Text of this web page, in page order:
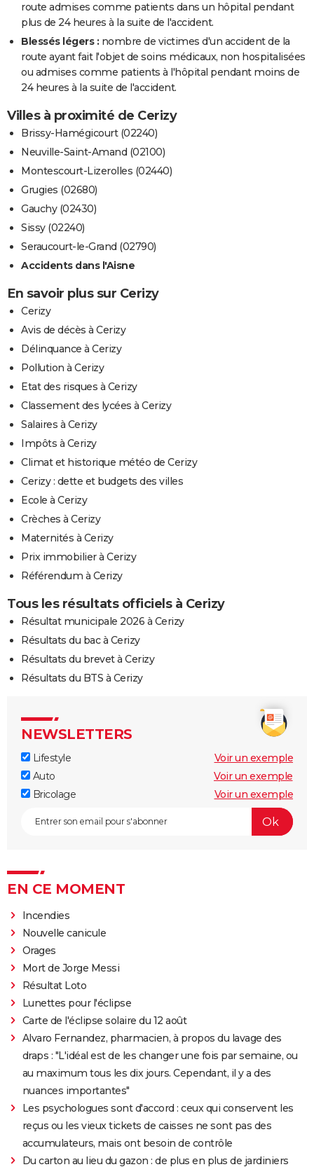
route admises comme patients dans un hôpital pendant
plus de 24 heures à la suite de l'accident.
Blessés légers : nombre de victimes d'un accident de la
route ayant fait l'objet de soins médicaux, non hospitalisées
ou admises comme patients à l'hôpital pendant moins de
24 heures à la suite de l'accident.
Villes à proximité de Cerizy
Brissy-Hamégicourt (02240)
Neuville-Saint-Amand (02100)
Montescourt-Lizerolles (02440)
Grugies (02680)
Gauchy (02430)
Sissy (02240)
Seraucourt-le-Grand (02790)
Accidents dans l'Aisne
En savoir plus sur Cerizy
Cerizy
Avis de décès à Cerizy
Délinquance à Cerizy
Pollution à Cerizy
Etat des risques à Cerizy
Classement des lycées à Cerizy
Salaires à Cerizy
Impôts à Cerizy
Climat et historique météo de Cerizy
Cerizy : dette et budgets des villes
Ecole à Cerizy
Crèches à Cerizy
Maternités à Cerizy
Prix immobilier à Cerizy
Référendum à Cerizy
Tous les résultats officiels à Cerizy
Résultat municipale 2026 à Cerizy
Résultats du bac à Cerizy
Résultats du brevet à Cerizy
Résultats du BTS à Cerizy
NEWSLETTERS
Lifestyle
Voir un exemple
Auto
Voir un exemple
Bricolage
Voir un exemple
EN CE MOMENT
Incendies
Nouvelle canicule
Orages
Mort de Jorge Messi
Résultat Loto
Lunettes pour l'éclipse
Carte de l'éclipse solaire du 12 août
Alvaro Fernandez, pharmacien, à propos du lavage des
draps : "L'idéal est de les changer une fois par semaine, ou
au maximum tous les dix jours. Cependant, il y a des
nuances importantes"
Les psychologues sont d'accord : ceux qui conservent les
reçus ou les vieux tickets de caisses ne sont pas des
accumulateurs, mais ont besoin de contrôle
Du carton au lieu du gazon : de plus en plus de jardiniers